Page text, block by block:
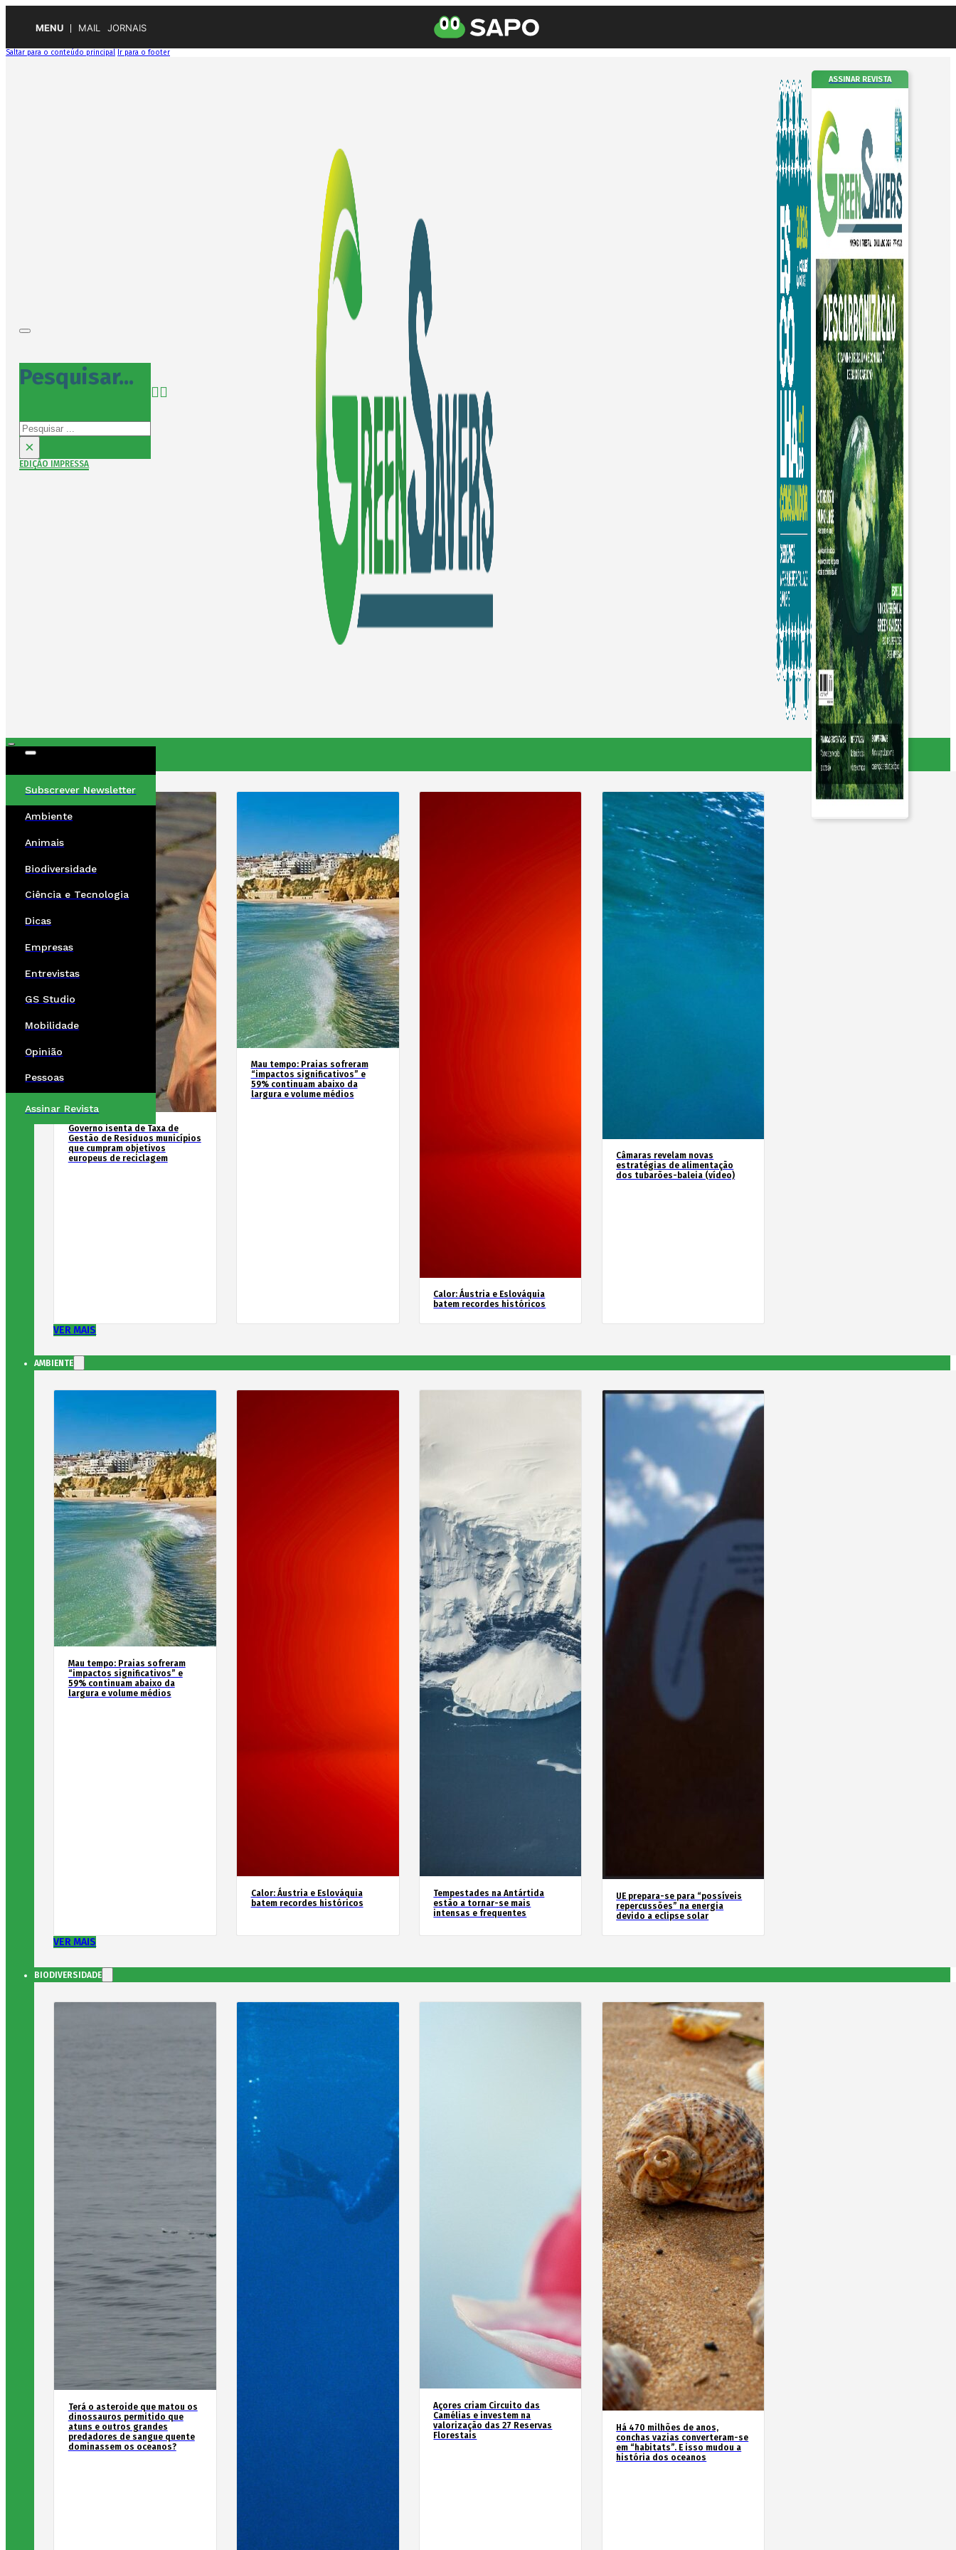
MENU MAIL JORNAIS
Saltar para o conteúdo principal Ir para o footer
Pesquisar...
Pesquisar
×
EDIÇÃO IMPRESSA
ASSINAR REVISTA
Subscrever Newsletter
Ambiente
Animais
Biodiversidade
Ciência e Tecnologia
Dicas
Empresas
Entrevistas
GS Studio
Mobilidade
Opinião
Pessoas
Assinar Revista
Governo isenta de Taxa de
Gestão de Resíduos municípios
que cumpram objetivos
europeus de reciclagem
Mau tempo: Praias sofreram
“impactos significativos” e
59% continuam abaixo da
largura e volume médios
Calor: Áustria e Eslováquia
batem recordes históricos
Câmaras revelam novas
estratégias de alimentação
dos tubarões-baleia (vídeo)
VER MAIS
AMBIENTE
Mau tempo: Praias sofreram
“impactos significativos” e
59% continuam abaixo da
largura e volume médios
Calor: Áustria e Eslováquia
batem recordes históricos
Tempestades na Antártida
estão a tornar-se mais
intensas e frequentes
UE prepara-se para “possíveis
repercussões” na energia
devido a eclipse solar
VER MAIS
BIODIVERSIDADE
Terá o asteroide que matou os
dinossauros permitido que
atuns e outros grandes
predadores de sangue quente
dominassem os oceanos?
Açores criam Circuito das
Camélias e investem na
valorização das 27 Reservas
Florestais
Há 470 milhões de anos,
conchas vazias converteram-se
em “habitats”. E isso mudou a
história dos oceanos